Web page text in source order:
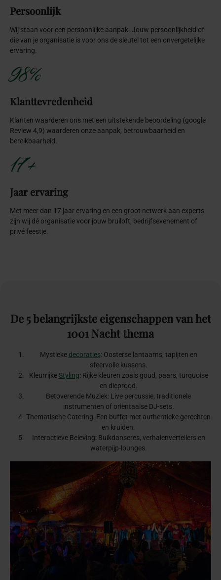
Persoonlijk
Wij staan voor een persoonlijke aanpak. Jouw persoonlijkheid of
die van je organisatie is voor ons de sleutel tot een onvergetelijke
ervaring.
98%
Klanttevredenheid
Klanten waarderen ons met een uitstekende beoordeling (google
Review 4,9) waarderen onze aanpak, betrouwbaarheid en
bereikbaarheid.
17+
Jaar ervaring
Met meer dan 17 jaar ervaring en een groot netwerk aan experts
zijn wij dé organisatie voor jouw bruiloft, bedrijfsevenement of
privé feestje.
De 5belangrijkste eigenschappenvanhet
1001 Nachtthema
Mystieke decoraties: Oosterse lantaarns, tapijten en
sfeervolle kussens.
Kleurrijke Styling: Rijke kleuren zoals goud, paars, turquoise
en dieprood.
Betoverende Muziek: Live percussie, traditionele
instrumenten of oriëntaalse DJ-sets.
Thematische Catering: Een buffet met authentieke gerechten
en kruiden.
Interactieve Beleving: Buikdanseres, verhalenvertellers en
waterpijp-lounges.